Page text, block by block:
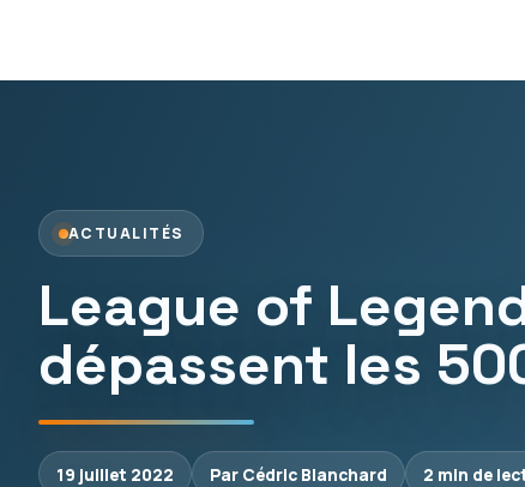
ACTUALITÉS
League of
dépassent les
19 juillet 2022 Par Cédric Blanchard 2 min de